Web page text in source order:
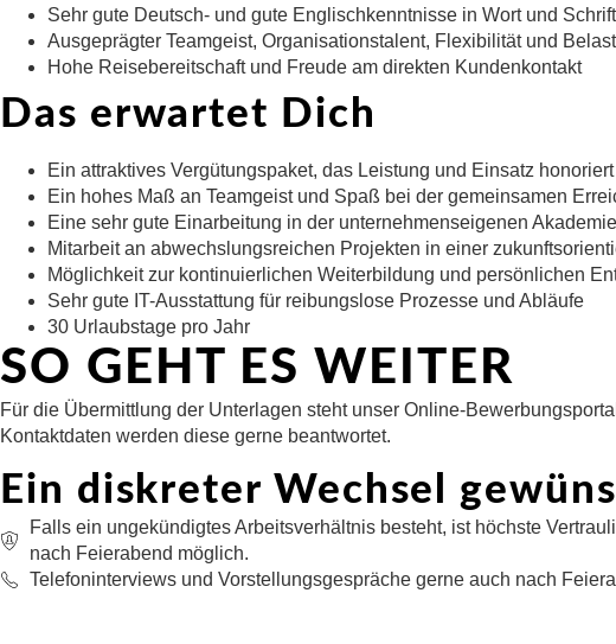
Sehr gute Deutsch- und gute Englischkenntnisse in Wort und
Ausgeprägter Teamgeist, Organisationstalent, Flexibilität und
Hohe Reisebereitschaft und Freude am direkten Kundenkontakt
Das erwartet Dich
Ein attraktives Vergütungspaket, das Leistung und Einsatz honoriert
Ein hohes Maß an Teamgeist und Spaß bei der gemeinsamen
Eine sehr gute Einarbeitung in der unternehmenseigenen
Mitarbeit an abwechslungsreichen Projekten in einer
Möglichkeit zur kontinuierlichen Weiterbildung und persönlichen
Sehr gute IT-Ausstattung für reibungslose Prozesse und Abläufe
30 Urlaubstage pro Jahr
SO GEHT ES WEITER
Für die Übermittlung der Unterlagen steht unser Online-
Kontaktdaten werden diese gerne beantwortet.
Ein diskreter Wechsel
Falls ein ungekündigtes Arbeitsverhältnis besteht, ist höchste
nach Feierabend möglich.
Telefoninterviews und Vorstellungsgespräche gerne auch nach